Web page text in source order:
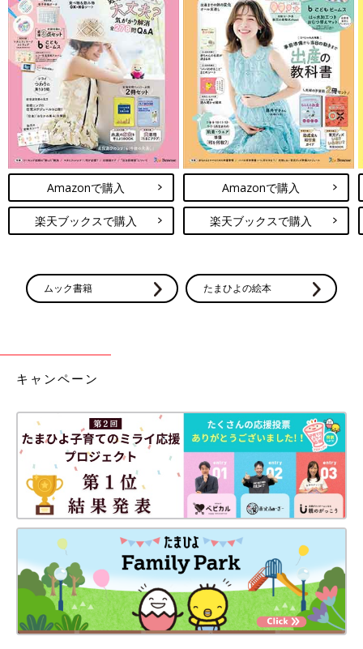
Amazonで購入
楽天ブックスで購入
Amazonで購入
楽天ブックスで購入
ムック書籍 たまひよの絵本
キャンペーン